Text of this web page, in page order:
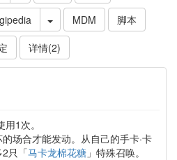
MDM
脚本
详情(2)
1次。
场合才能发动。从自己的手卡·卡
2只「马卡龙棉花糖」特殊召唤。